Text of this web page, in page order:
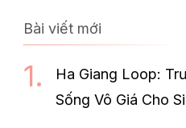
Bài viết mới
Ha Giang Loop:
Sống Vô Giá Cho